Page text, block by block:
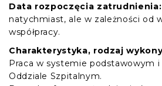
Data rozpoczęcia zatrudnienia:
natychmiast, ale w zależności od
współpracy.
Charakterystyka, rodzaj
Praca w systemie podstawowym
Oddziale Szpitalnym.